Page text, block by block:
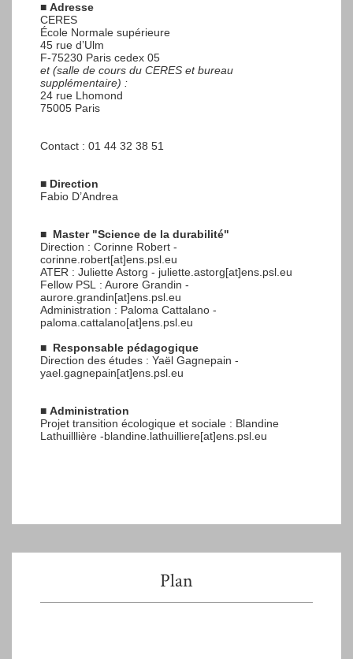
■ Adresse
CERES
École Normale supérieure
45 rue d’Ulm
F-75230 Paris cedex 05
et (salle de cours du CERES et bureau
supplémentaire) :
24 rue Lhomond
75005 Paris
Contact : 01 44 32 38 51
■ Direction
Fabio D’Andrea
■ Master "Science de la durabilité"
Direction : Corinne Robert -
corinne.robert[at]ens.psl.eu
ATER : Juliette Astorg - juliette.astorg[at]ens.psl.eu
Fellow PSL : Aurore Grandin -
aurore.grandin[at]ens.psl.eu
Administration : Paloma Cattalano -
paloma.cattalano[at]ens.psl.eu
■ Responsable pédagogique
Direction des études : Yaël Gagnepain -
yael.gagnepain[at]ens.psl.eu
■ Administration
Projet transition écologique et sociale : Blandine
Lathuilllière -blandine.lathuilliere[at]ens.psl.eu
Plan